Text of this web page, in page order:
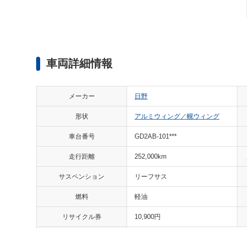
車両詳細情報
メーカー 日野
形状 アルミウィング／幌ウィング
車台番号 GD2AB-101***
走行距離 252,000km
サスペンション リーフサス
燃料 軽油
リサイクル券 10,900円